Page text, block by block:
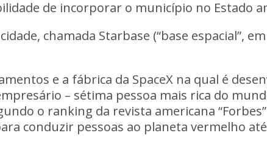
de incorporar o município no Estado
chamada Starbase (“base espacial”,
e a fábrica da SpaceX na qual é
– sétima pessoa mais rica do
o ranking da revista americana
conduzir pessoas ao planeta vermelho até